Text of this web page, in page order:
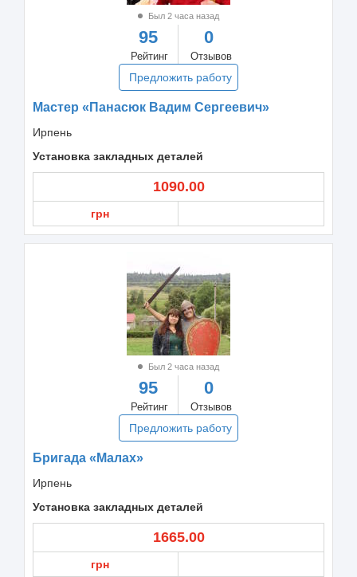
Был 2 часа назад
95
Рейтинг
0
Отзывов
Предложить работу
Мастер «Панасюк Вадим Сергеевич»
Ирпень
Установка закладных деталей
1090.00
грн
Был 2 часа назад
95
Рейтинг
0
Отзывов
Предложить работу
Бригада «Малах»
Ирпень
Установка закладных деталей
1665.00
грн